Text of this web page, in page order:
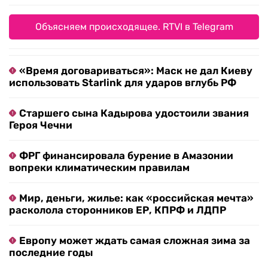
Объясняем происходящее. RTVI в Telegram
«Время договариваться»: Маск не дал Киеву
использовать Starlink для ударов вглубь РФ
Старшего сына Кадырова удостоили звания
Героя Чечни
ФРГ финансировала бурение в Амазонии
вопреки климатическим правилам
Мир, деньги, жилье: как «российская мечта»
расколола сторонников ЕР, КПРФ и ЛДПР
Европу может ждать самая сложная зима за
последние годы